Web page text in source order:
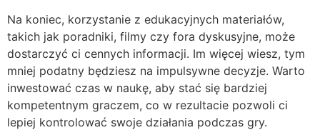
Na koniec, korzystanie z edukacyjnych materiałów,
takich jak poradniki, filmy czy fora dyskusyjne, może
dostarczyć ci cennych informacji. Im więcej wiesz, tym
mniej podatny będziesz na impulsywne decyzje. Warto
inwestować czas w naukę, aby stać się bardziej
kompetentnym graczem, co w rezultacie pozwoli ci
lepiej kontrolować swoje działania podczas gry.